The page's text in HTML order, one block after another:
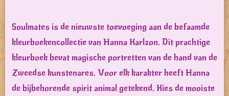
Soulmates is de nieuwste toevoeging aan de befaamde
kleurboekencollectie van Hanna Karlzon. Dit prachtige
kleurboek bevat magische portretten van de hand van de
Zweedse kunstenares. Voor elk karakter heeft Hanna
de bijbehorende spirit animal getekend. Kies de mooiste